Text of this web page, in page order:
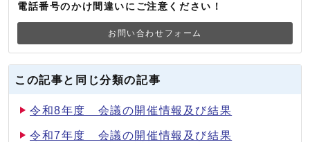
電話番号のかけ間違いにご注意ください！
お問い合わせフォーム
この記事と同じ分類の記事
令和8年度 会議の開催情報及び結果
令和7年度 会議の開催情報及び結果